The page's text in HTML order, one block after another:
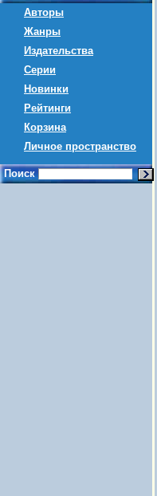
Авторы
Жанры
Издательства
Серии
Новинки
Рейтинги
Корзина
Личное пространство
Поиск